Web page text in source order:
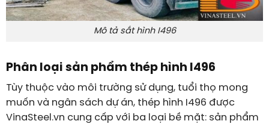
Mô tả sắt hình I496
Phân loại sản phẩm thép hình I496
Tùy thuộc vào môi trường sử dụng, tuổi thọ mong
muốn và ngân sách dự án, thép hình I496 được
VinaSteel.vn cung cấp với ba loại bề mặt: sản phẩm